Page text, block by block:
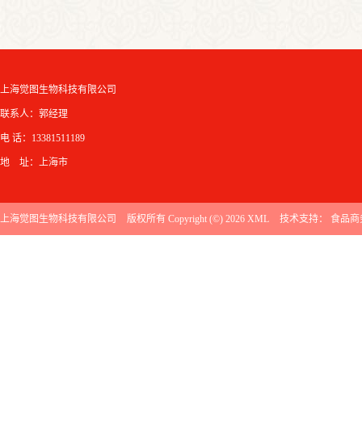
上海觉图生物科技有限公司
联系人：郭经理
电 话：13381511189
地 址：上海市
上海觉图生物科技有限公司 版权所有 Copyright (©) 2026 XML 技术支持： 食品商